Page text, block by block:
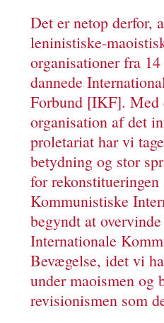
Det er netop derfor,
leninistiske-
organisationer fra
dannede
Forbund [IKF]. Med
organisation af det
proletariat har vi
betydning og stor
for rekonstitueringen
Kommunistiske
begyndt at
Internationale
Bevægelse, idet vi
under maoismen og
revisionismen som